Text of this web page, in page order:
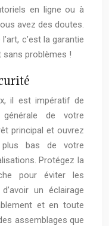
en ligne ou à
avez des doutes.
c’est la garantie
sans problèmes !
il est impératif de
de votre
principal et ouvrez
bas de votre
Protégez la
pour éviter les
un éclairage
et en toute
assemblages que